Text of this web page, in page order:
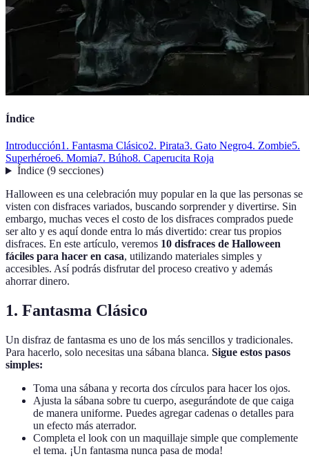
Índice
Introducción1. Fantasma Clásico2. Pirata3. Gato Negro4. Zombie5.
Superhéroe6. Momia7. Búho8. Caperucita Roja
Índice(9 secciones)
Halloween es una celebración muy popular en la que las personas se
visten con disfraces variados, buscando sorprender y divertirse. Sin
embargo, muchas veces el costo de los disfraces comprados puede
ser alto y es aquí donde entra lo más divertido: crear tus propios
disfraces. En este artículo, veremos 10 disfraces de Halloween
fáciles para hacer en casa, utilizando materiales simples y
accesibles. Así podrás disfrutar del proceso creativo y además
ahorrar dinero.
1. Fantasma Clásico
Un disfraz de fantasma es uno de los más sencillos y tradicionales.
Para hacerlo, solo necesitas una sábana blanca. Sigue estos pasos
simples:
Toma una sábana y recorta dos círculos para hacer los ojos.
Ajusta la sábana sobre tu cuerpo, asegurándote de que caiga
de manera uniforme. Puedes agregar cadenas o detalles para
un efecto más aterrador.
Completa el look con un maquillaje simple que complemente
el tema. ¡Un fantasma nunca pasa de moda!